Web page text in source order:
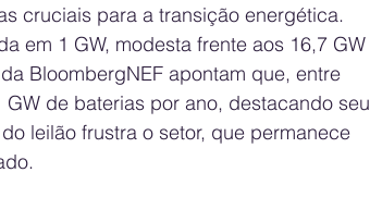
cruciais para a transição energética.
em 1 GW, modesta frente aos 16,7 GW
BloombergNEF apontam que, entre
de baterias por ano, destacando seu
leilão frustra o setor, que permanece